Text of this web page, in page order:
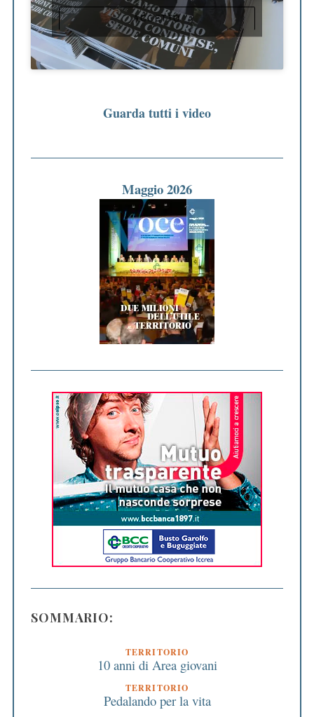
ACCETTO
Guarda tutti i video
Maggio 2026
SOMMARIO:
TERRITORIO
10 anni di Area giovani
TERRITORIO
Pedalando per la vita